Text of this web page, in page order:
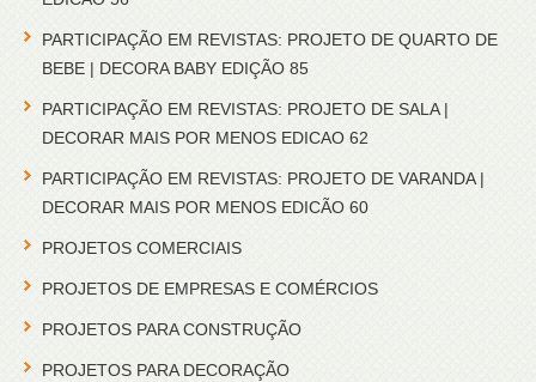
PARTICIPAÇÃO EM REVISTAS: PROJETO DE QUARTO DE
BEBE | DECORA BABY EDIÇÃO 85
PARTICIPAÇÃO EM REVISTAS: PROJETO DE SALA |
DECORAR MAIS POR MENOS EDICAO 62
PARTICIPAÇÃO EM REVISTAS: PROJETO DE VARANDA |
DECORAR MAIS POR MENOS EDICÃO 60
PROJETOS COMERCIAIS
PROJETOS DE EMPRESAS E COMÉRCIOS
PROJETOS PARA CONSTRUÇÃO
PROJETOS PARA DECORAÇÃO